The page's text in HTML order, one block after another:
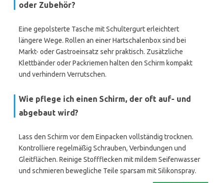
oder Zubehör?
Eine gepolsterte Tasche mit Schultergurt erleichtert
längere Wege. Rollen an einer Hartschalenbox sind bei
Markt- oder Gastroeinsatz sehr praktisch. Zusätzliche
Klettbänder oder Packriemen halten den Schirm kompakt
und verhindern Verrutschen.
Wie pflege ich einen Schirm, der oft auf- und
abgebaut wird?
Lass den Schirm vor dem Einpacken vollständig trocknen.
Kontrolliere regelmäßig Schrauben, Verbindungen und
Gleitflächen. Reinige Stoffflecken mit mildem Seifenwasser
und schmieren bewegliche Teile sparsam mit Silikonspray.